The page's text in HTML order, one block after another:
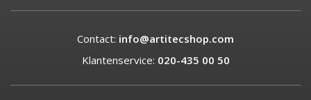
Contact: info@artitecshop.com
Klantenservice: 020-435 00 50